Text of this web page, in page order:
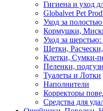
Гигиена и уход
Globalvet Pet
Уход за полостью
Кормушки,
Уход за
Щетки,
Клетки, Сумки-
Пеленки,
Туалеты и Лотки
Наполнители
Корректоры
Средства для